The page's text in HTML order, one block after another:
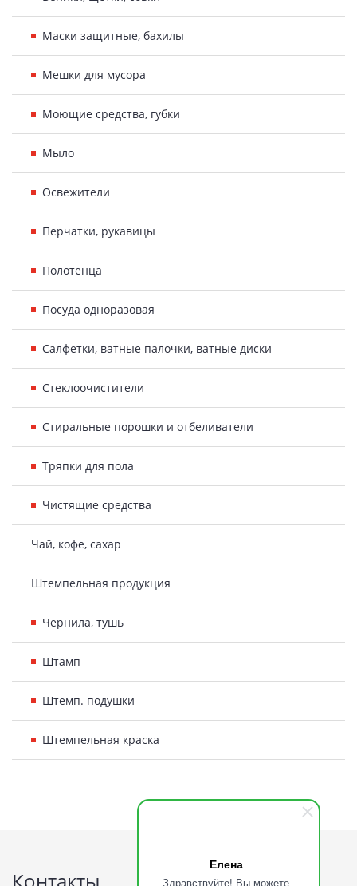
Елена
Здравствуйте! Вы можете
Маски защитные, бахилы
Мешки для мусора
Моющие средства, губки
Мыло
Освежители
Перчатки, рукавицы
Полотенца
Посуда одноразовая
Салфетки, ватные палочки, ватные диски
Стеклоочистители
Стиральные порошки и отбеливатели
Тряпки для пола
Чистящие средства
Чай, кофе, сахар
Штемпельная продукция
Чернила, тушь
Штамп
Штемп. подушки
Штемпельная краска
Контакты